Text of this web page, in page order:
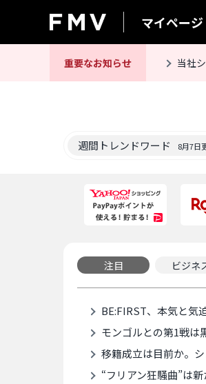
FMV マイページ
マイページ
重要なお知らせ 当社
週間トレンドワード 8月7日
注目 ビジネ
BE:FIRST、本気と気
モンゴルとの第1戦は
移籍成立は目前か。
“フリアン狂騒曲”は